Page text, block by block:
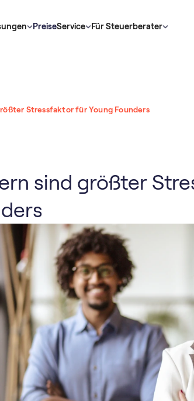
PreiseService Für Steuerberater
Stressfaktor für Young Founders
sind größter